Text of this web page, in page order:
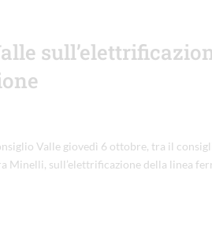
Valle giovedì 6 ottobre, tra il
Minelli, sull’elettrificazione della linea